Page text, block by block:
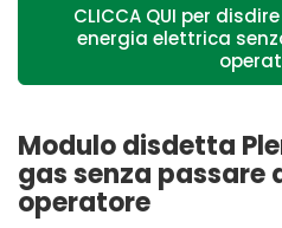
CLICCA QUI per
energia elettrica
Modulo disdetta
gas senza passare
operatore